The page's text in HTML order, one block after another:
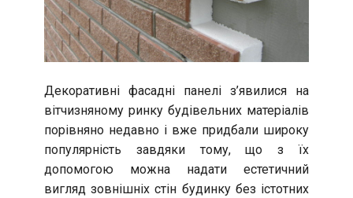
Декоративні фасадні панелі з’явилися на
вітчизняному ринку будівельних матеріалів
порівняно недавно і вже придбали широку
популярність завдяки тому, що з їх
допомогою можна надати естетичний
вигляд зовнішніх стін будинку без істотних